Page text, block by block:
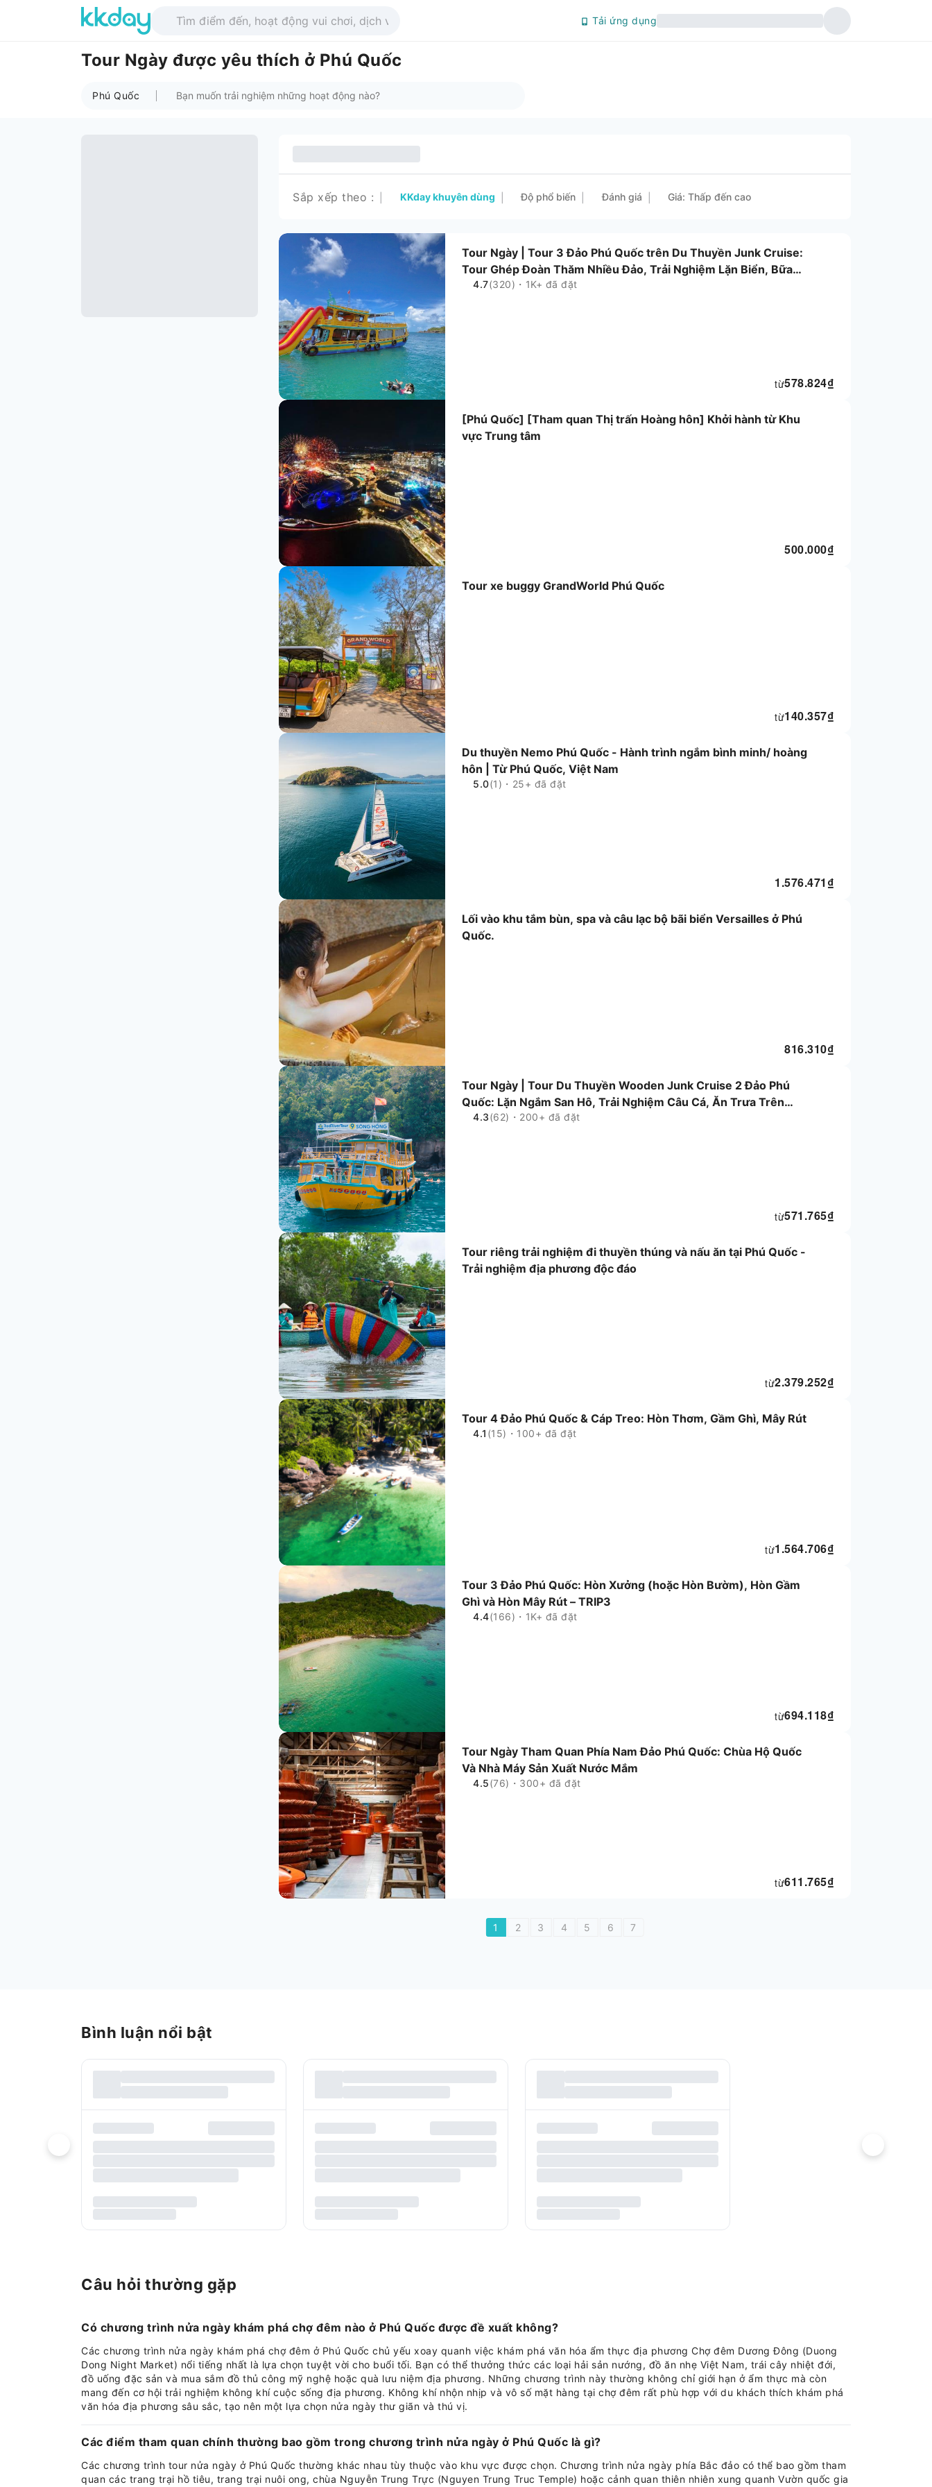
Tải ứng dụng
Tour Ngày được yêu thích ở Phú Quốc
Phú Quốc
Sắp xếp theo : KKday khuyên dùng Độ phổ biến Đánh giá Giá: Thấp đến cao
Tour Ngày | Tour 3 Đảo Phú Quốc trên Du Thuyền Junk Cruise:
Tour Ghép Đoàn Thăm Nhiều Đảo, Trải Nghiệm Lặn Biển, Bữa
Trưa Hải Sản Trên Thuyền | Việt Nam
4.7(320)・1K+ đã đặt
₫
578.824
từ
[Phú Quốc] [Tham quan Thị trấn Hoàng hôn] Khởi hành từ Khu
vực Trung tâm
₫
500.000
Tour xe buggy GrandWorld Phú Quốc
₫
140.357
từ
Du thuyền Nemo Phú Quốc - Hành trình ngắm bình minh/ hoàng
hôn | Từ Phú Quốc, Việt Nam
5.0(1)・25+ đã đặt
₫
1.576.471
Lối vào khu tắm bùn, spa và câu lạc bộ bãi biển Versailles ở Phú
Quốc.
₫
816.310
Tour Ngày | Tour Du Thuyền Wooden Junk Cruise 2 Đảo Phú
Quốc: Lặn Ngắm San Hô, Trải Nghiệm Câu Cá, Ăn Trưa Trên
Boong Tàu (bao gồm Chụp Flycam) | Việt Nam
4.3(62)・200+ đã đặt
₫
571.765
từ
Tour riêng trải nghiệm đi thuyền thúng và nấu ăn tại Phú Quốc -
Trải nghiệm địa phương độc đáo
₫
2.379.252
từ
Tour 4 Đảo Phú Quốc & Cáp Treo: Hòn Thơm, Gầm Ghì, Mây Rút
4.1 (15)・100+ đã đặt
₫
1.564.706
từ
Tour 3 Đảo Phú Quốc: Hòn Xưởng (hoặc Hòn Bườm), Hòn Gầm
Ghì và Hòn Mây Rút – TRIP3
4.4(166)・1K+ đã đặt
₫
694.118
từ
Tour Ngày Tham Quan Phía Nam Đảo Phú Quốc: Chùa Hộ Quốc
Và Nhà Máy Sản Xuất Nước Mắm
4.5(76)・300+ đã đặt
₫
611.765
từ
1 2 3 4 5 6 7
Bình luận nổi bật
Câu hỏi thường gặp
Có chương trình nửa ngày khám phá chợ đêm nào ở Phú Quốc được đề xuất không?
Các chương trình nửa ngày khám phá chợ đêm ở Phú Quốc chủ yếu xoay quanh việc khám phá văn hóa ẩm thực địa phương Chợ đêm Dương Đông (Duong
Dong Night Market) nổi tiếng nhất là lựa chọn tuyệt vời cho buổi tối. Bạn có thể thưởng thức các loại hải sản nướng, đồ ăn nhẹ Việt Nam, trái cây nhiệt đới,
đồ uống đặc sản và mua sắm đồ thủ công mỹ nghệ hoặc quà lưu niệm địa phương. Những chương trình này thường không chỉ giới hạn ở ẩm thực mà còn
mang đến cơ hội trải nghiệm không khí cuộc sống địa phương. Không khí nhộn nhịp và vô số mặt hàng tại chợ đêm rất phù hợp với du khách thích khám phá
văn hóa địa phương sâu sắc, tạo nên một lựa chọn nửa ngày thư giãn và thú vị.
Các điểm tham quan chính thường bao gồm trong chương trình nửa ngày ở Phú Quốc là gì?
Các chương trình tour nửa ngày ở Phú Quốc thường khác nhau tùy thuộc vào khu vực được chọn. Chương trình nửa ngày phía Bắc đảo có thể bao gồm tham
quan các trang trại hồ tiêu, trang trại nuôi ong, chùa Nguyễn Trung Trực (Nguyen Trung Truc Temple) hoặc cảnh quan thiên nhiên xung quanh Vườn quốc gia